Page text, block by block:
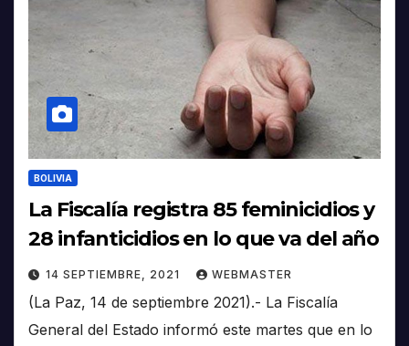
BOLIVIA
La Fiscalía registra 85 feminicidios y
28 infanticidios en lo que va del año
14 SEPTIEMBRE, 2021 WEBMASTER
(La Paz, 14 de septiembre 2021).- La Fiscalía
General del Estado informó este martes que en lo